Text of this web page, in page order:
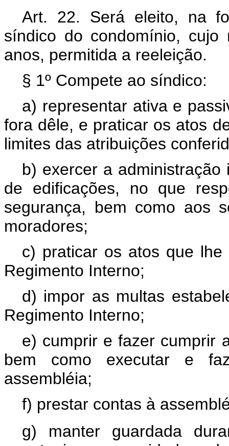
Art. 22. Será eleito, na
síndico do condomínio,
anos, permitida a reeleição.
§ 1º Compete ao síndico:
a) representar ativa e
fora dêle, e praticar os atos
limites das atribuições
b) exercer a
de edificações, no que
segurança, bem como aos
moradores;
c) praticar os atos que
Regimento Interno;
d) impor as multas
Regimento Interno;
e) cumprir e fazer cumprir
bem como executar e
assembléia;
f) prestar contas à
g) manter guardada